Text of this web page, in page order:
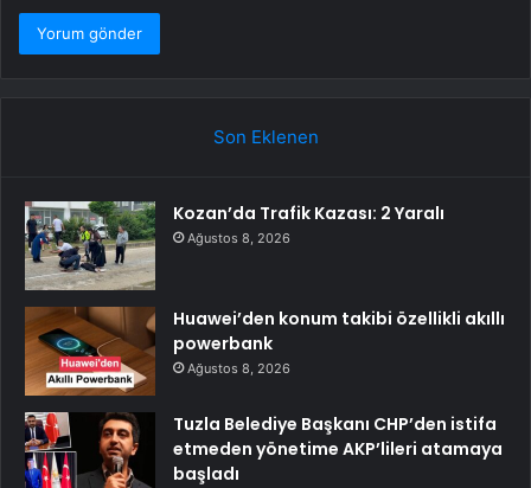
Son Eklenen
Kozan’da Trafik Kazası: 2 Yaralı
Ağustos 8, 2026
Huawei’den konum takibi özellikli akıllı
powerbank
Ağustos 8, 2026
Tuzla Belediye Başkanı CHP’den istifa
etmeden yönetime AKP’lileri atamaya
başladı